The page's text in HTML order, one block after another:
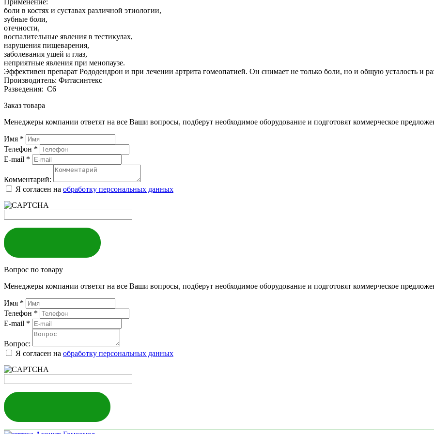
Применение:
боли в костях и суставах различной этиологии,
зубные боли,
отечности,
воспалительные явления в тестикулах,
нарушения пищеварения,
заболевания ушей и глаз,
неприятные явления при менопаузе.
Эффективен препарат Рододендрон и при лечении артрита гомеопатией. Он снимает не только боли, но и общую усталость и
Производитель: Фитасинтекс
Разведения: С6
Заказ товара
Менеджеры компании ответят на все Ваши вопросы, подберут необходимое оборудование и подготовят коммерческое
Имя *
Телефон *
E-mail *
Комментарий:
Я согласен на обработку персональных данных
Вопрос по товару
Менеджеры компании ответят на все Ваши вопросы, подберут необходимое оборудование и подготовят коммерческое
Имя *
Телефон *
E-mail *
Вопрос:
Я согласен на обработку персональных данных